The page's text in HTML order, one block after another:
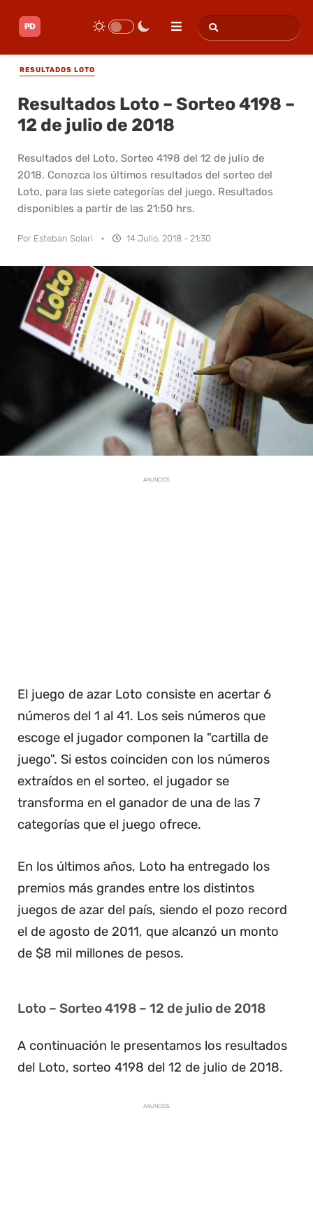
RESULTADOS LOTO
Resultados Loto – Sorteo 4198 –
12 de julio de 2018
Resultados del Loto, Sorteo 4198 del 12 de julio de
2018. Conozca los últimos resultados del sorteo del
Loto, para las siete categorías del juego. Resultados
disponibles a partir de las 21:50 hrs.
Por Esteban Solari · 14 Julio, 2018 - 21:30
ANUNCIOS
El juego de azar Loto consiste en acertar 6
números del 1 al 41. Los seis números que
escoge el jugador componen la "cartilla de
juego". Si estos coinciden con los números
extraídos en el sorteo, el jugador se
transforma en el ganador de una de las 7
categorías que el juego ofrece.
En los últimos años, Loto ha entregado los
premios más grandes entre los distintos
juegos de azar del país, siendo el pozo record
el de agosto de 2011, que alcanzó un monto
de $8 mil millones de pesos.
Loto – Sorteo 4198 – 12 de julio de 2018
A continuación le presentamos los resultados
del Loto, sorteo 4198 del 12 de julio de 2018.
ANUNCIOS